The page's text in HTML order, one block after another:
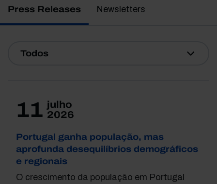
Press Releases Newsletters
Todos
11 julho
2026
Portugal ganha população, mas
aprofunda desequilíbrios demográficos
e regionais
O crescimento da população em Portugal